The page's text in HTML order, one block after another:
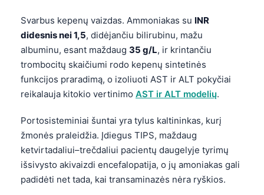
Svarbus kepenų vaizdas. Ammoniakas su INR
didesnis nei 1,5, didėjančiu bilirubinu, mažu
albuminu, esant maždaug 35 g/L, ir krintančiu
trombocitų skaičiumi rodo kepenų sintetinės
funkcijos praradimą, o izoliuoti AST ir ALT pokyčiai
reikalauja kitokio vertinimo AST ir ALT modelių.
Portosisteminiai šuntai yra tylus kaltininkas, kurį
žmonės praleidžia. Įdiegus TIPS, maždaug
ketvirtadaliui–trečdaliui pacientų daugelyje tyrimų
išsivysto akivaizdi encefalopatija, o jų amoniakas gali
padidėti net tada, kai transaminazės nėra ryškios.